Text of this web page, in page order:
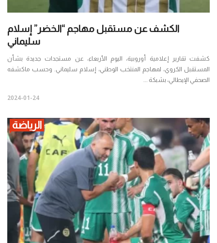
الكشف عن مستقبل مهاجم “الخضر” إسلام
سليماني
كشفت تقارير إعلامية أوروبية، اليوم الأربعاء، عن مستجدات جديدة بشأن
المستقبل الكروي، لمهاجم المنتخب الوطني، إسلام سليماني. وحسب ماكشفه
الصحفي الإيطالي، بشبكة ...
2024-01-24
الرياضة